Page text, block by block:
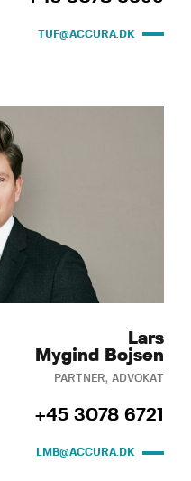
TUF@ACCURA.DK
Lars
Mygind Bojsen
PARTNER, ADVOKAT
+45 3078 6721
LMB@ACCURA.DK